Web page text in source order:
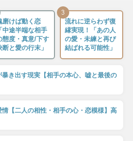
磨けば動く恋
「中途半端な相手
態度・真意/下す
断と愛の行末」
3
流れに逆らわず復
縁実現！「あの人
の愛・未練と再び
結ばれる可能性」
き出す現実【相手の本心、嘘と最後の
【二人の相性・相手の心・恋模様】高